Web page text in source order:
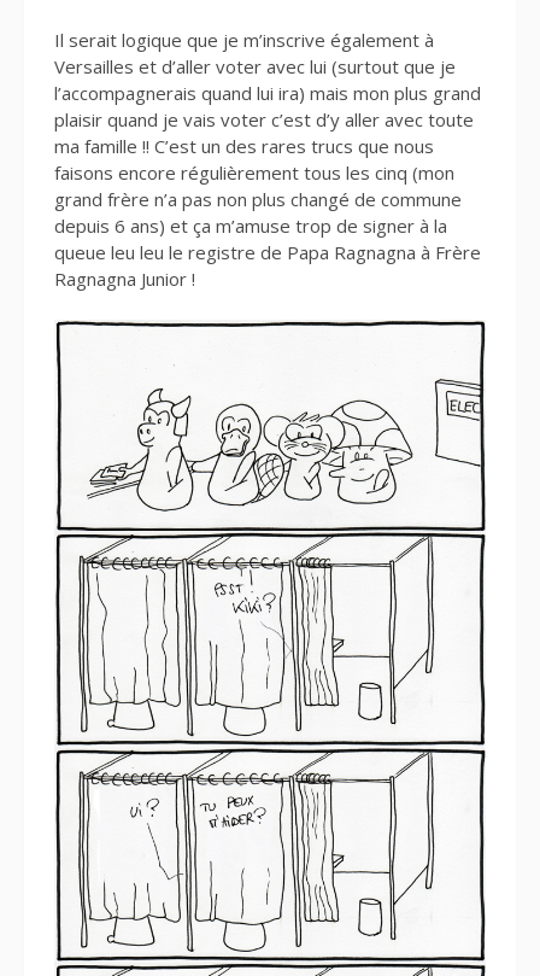
Il serait logique que je m’inscrive également à
Versailles et d’aller voter avec lui (surtout que je
l’accompagnerais quand lui ira) mais mon plus grand
plaisir quand je vais voter c’est d’y aller avec toute
ma famille !! C’est un des rares trucs que nous
faisons encore régulièrement tous les cinq (mon
grand frère n’a pas non plus changé de commune
depuis 6 ans) et ça m’amuse trop de signer à la
queue leu leu le registre de Papa Ragnagna à Frère
Ragnagna Junior !